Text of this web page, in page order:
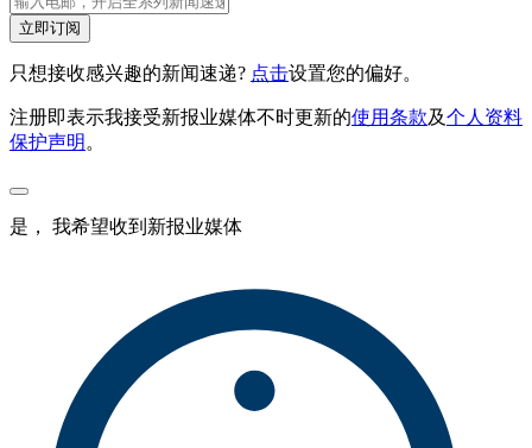
立即订阅
只想接收感兴趣的新闻速递? 点击设置您的偏好。
注册即表示我接受新报业媒体不时更新的使用条款及个人资料
保护声明。
是， 我希望收到新报业媒体